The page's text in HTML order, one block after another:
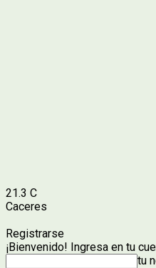
21.3 C
Caceres
Registrarse
¡Bienvenido! Ingresa en tu
tu